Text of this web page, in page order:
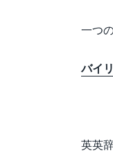
一つ
バイ
英英